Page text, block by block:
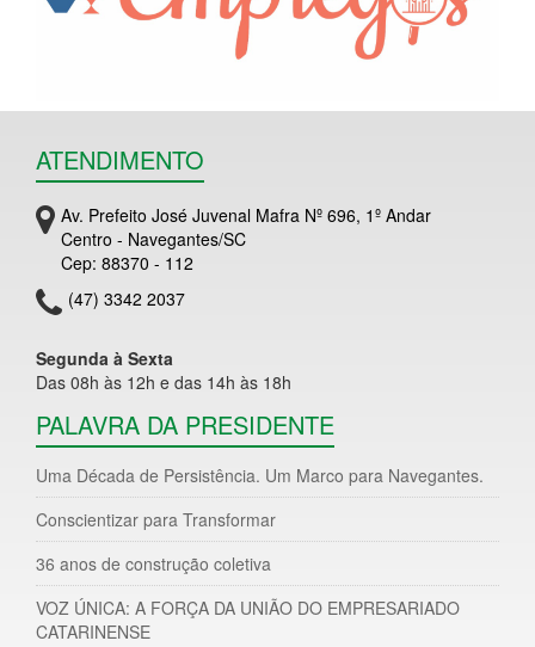
ATENDIMENTO
Av. Prefeito José Juvenal Mafra Nº 696, 1º Andar
Centro - Navegantes/SC
Cep: 88370 - 112
(47) 3342 2037
Segunda à Sexta
Das 08h às 12h e das 14h às 18h
PALAVRA DA PRESIDENTE
Uma Década de Persistência. Um Marco para Navegantes.
Conscientizar para Transformar
36 anos de construção coletiva
VOZ ÚNICA: A FORÇA DA UNIÃO DO EMPRESARIADO
CATARINENSE